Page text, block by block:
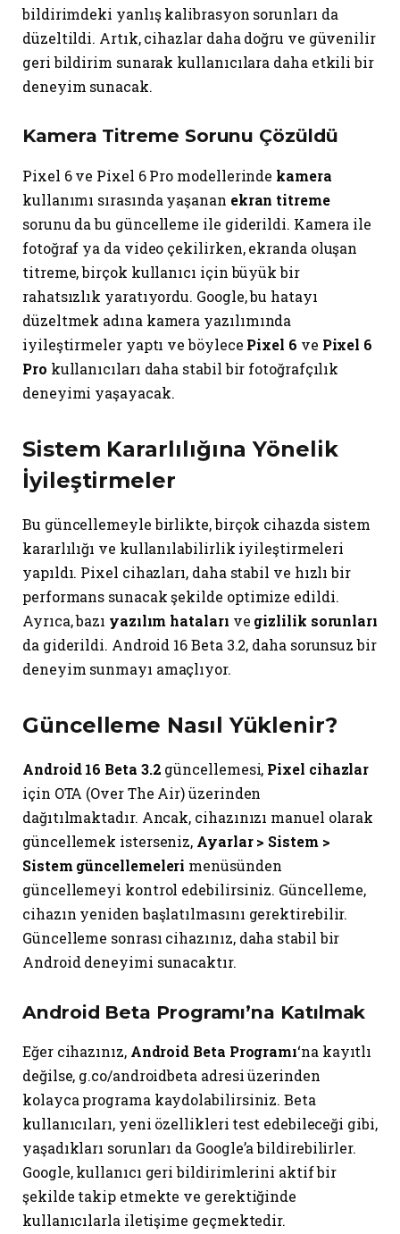
bildirimdeki yanlış kalibrasyon sorunları da
düzeltildi. Artık, cihazlar daha doğru ve güvenilir
geri bildirim sunarak kullanıcılara daha etkili bir
deneyim sunacak.
Kamera Titreme Sorunu Çözüldü
Pixel 6 ve Pixel 6 Pro modellerinde kamera
kullanımı sırasında yaşanan ekran titreme
sorunu da bu güncelleme ile giderildi. Kamera ile
fotoğraf ya da video çekilirken, ekranda oluşan
titreme, birçok kullanıcı için büyük bir
rahatsızlık yaratıyordu. Google, bu hatayı
düzeltmek adına kamera yazılımında
iyileştirmeler yaptı ve böylece Pixel 6 ve Pixel 6
Pro kullanıcıları daha stabil bir fotoğrafçılık
deneyimi yaşayacak.
Sistem Kararlılığına Yönelik
İyileştirmeler
Bu güncellemeyle birlikte, birçok cihazda sistem
kararlılığı ve kullanılabilirlik iyileştirmeleri
yapıldı. Pixel cihazları, daha stabil ve hızlı bir
performans sunacak şekilde optimize edildi.
Ayrıca, bazı yazılım hataları ve gizlilik sorunları
da giderildi. Android 16 Beta 3.2, daha sorunsuz bir
deneyim sunmayı amaçlıyor.
Güncelleme Nasıl Yüklenir?
Android 16 Beta 3.2 güncellemesi, Pixel cihazlar
için OTA (Over The Air) üzerinden
dağıtılmaktadır. Ancak, cihazınızı manuel olarak
güncellemek isterseniz, Ayarlar > Sistem >
Sistem güncellemeleri menüsünden
güncellemeyi kontrol edebilirsiniz. Güncelleme,
cihazın yeniden başlatılmasını gerektirebilir.
Güncelleme sonrası cihazınız, daha stabil bir
Android deneyimi sunacaktır.
Android Beta Programı’na Katılmak
Eğer cihazınız, Android Beta Programı‘na kayıtlı
değilse, g.co/androidbeta adresi üzerinden
kolayca programa kaydolabilirsiniz. Beta
kullanıcıları, yeni özellikleri test edebileceği gibi,
yaşadıkları sorunları da Google’a bildirebilirler.
Google, kullanıcı geri bildirimlerini aktif bir
şekilde takip etmekte ve gerektiğinde
kullanıcılarla iletişime geçmektedir.